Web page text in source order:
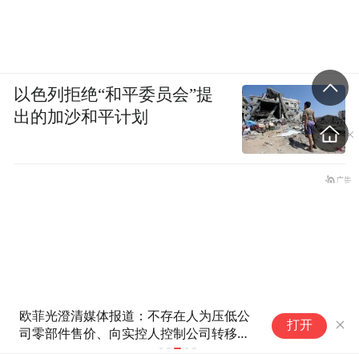
欧菲光澄清媒体报道：不存在人为压低公
司零部件售价、向实控人控制公司转移利
打开
以色列拒绝“和平委员会”提
出的加沙和平计划